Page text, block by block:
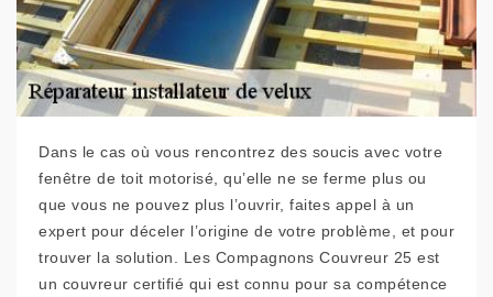
Dans le cas où vous rencontrez des soucis avec votre
fenêtre de toit motorisé, qu’elle ne se ferme plus ou
que vous ne pouvez plus l’ouvrir, faites appel à un
expert pour déceler l’origine de votre problème, et pour
trouver la solution. Les Compagnons Couvreur 25 est
un couvreur certifié qui est connu pour sa compétence